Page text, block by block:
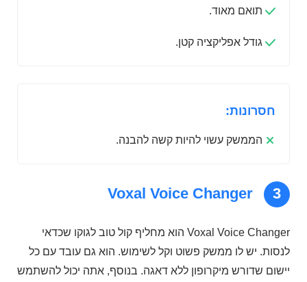
תואם מאוד.
גודל אפליקציה קטן.
חסרונות:
הממשק עשוי להיות קשה להבנה.
3
Voxal Voice Changer
Voxal Voice Changer הוא מחליף קול טוב לגוקו שכדאי
לנסות. יש לו ממשק פשוט וקל לשימוש. הוא גם עובד עם כל
יישום שדורש מיקרופון ללא דאגה. בנוסף, אתה יכול להשתמש